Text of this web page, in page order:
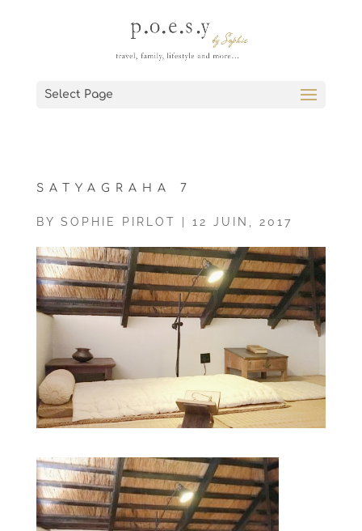
Select Page
SATYAGRAHA 7
BY SOPHIE PIRLOT 12 JUIN, 2017